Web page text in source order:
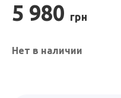
5 980 грн
Нет в наличии